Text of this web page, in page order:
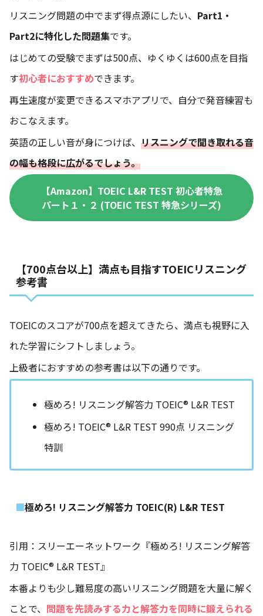
リスニング問題の中でまず得点源にしたい、 Part1・
Part2に特化した問題集です。
はじめての受験でまずは500点、ゆくゆくは600点を目指
す初心者におすすめできます。
再生速度が変更できるスマホアプリで、自分で発音練習も
おこなえます。
英語の正しい音が身につけば、 リスニングで聞き取れる音
の幅も格段に広がるでしょう。
【Amazon】TOEIC L&R TEST 初心者特急
パート１・２ (TOEIC TEST 特急シリーズ)
【700点台以上】満点も目指すTOEICリスニング
参考書
TOEICのスコアが700点を超えてきたら、満点も視野に入
れた学習にシフトしましょう。
上級者におすすめの参考書は以下の通りです。
極めろ! リスニング解答力 TOEIC® L&R TEST
極めろ! TOEIC® L&R TEST 990点 リスニング
特訓
極めろ! リスニング解答力 TOEIC(R) L&R TEST
引用：スリーエーネットワーク『極めろ! リスニング解答
力 TOEIC® L&R TEST』
本番よりも少し難易度の高いリスニング問題を大量に解く
ことで、 問題を先読みする力と解答力を同時に鍛えられる